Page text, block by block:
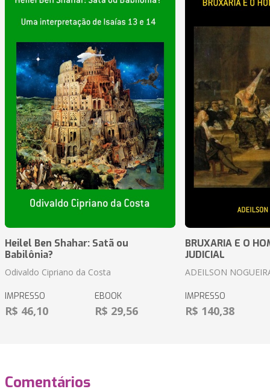
Heilel Ben Shahar: Satã ou
Babilônia?
Odivaldo Cipriano da Costa
IMPRESSO
R$ 46,10
EBOOK
R$ 29,56
BRUXARIA E O
JUDICIAL
ADEILSON
IMPRESSO
R$ 140,38
Comentários